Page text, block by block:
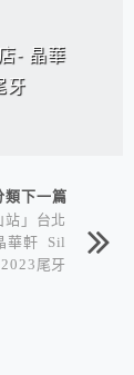
- 晶華
牙
類下一篇
站」台北
華軒 Sil
尾牙